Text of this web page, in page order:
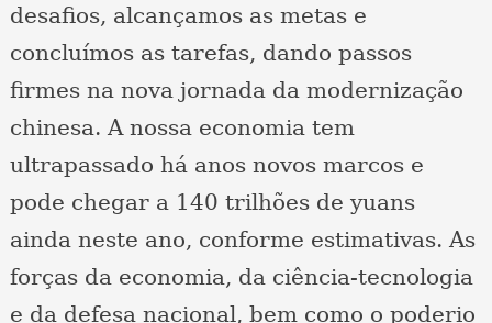
desafios, alcançamos as metas e
concluímos as tarefas, dando passos
firmes na nova jornada da modernização
chinesa. A nossa economia tem
ultrapassado há anos novos marcos e
pode chegar a 140 trilhões de yuans
ainda neste ano, conforme estimativas. As
forças da economia, da ciência-tecnologia
e da defesa nacional, bem como o poderio